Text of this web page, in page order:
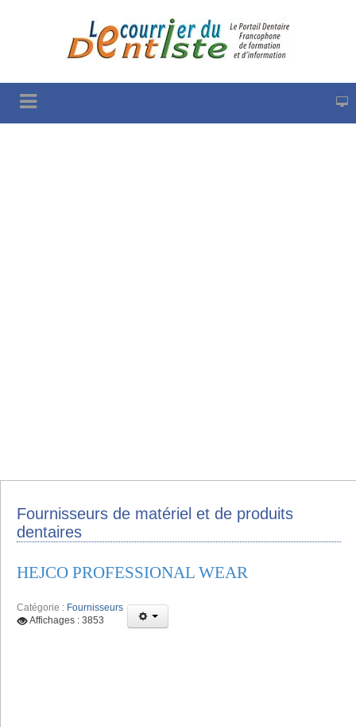
Fournisseurs de matériel et de produits
dentaires
HEJCO PROFESSIONAL WEAR
Catégorie : Fournisseurs
Affichages : 3853